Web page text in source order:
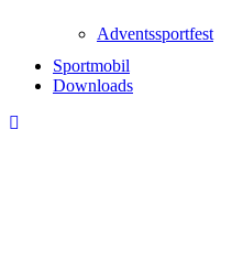
Adventssportfest
Sportmobil
Downloads